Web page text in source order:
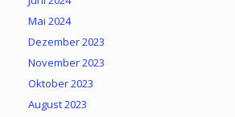
Mai 2024
Dezember 2023
November 2023
Oktober 2023
August 2023